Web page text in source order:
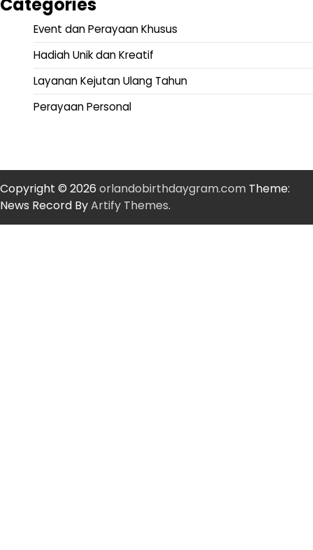
Event dan Perayaan Khusus
Hadiah Unik dan Kreatif
Layanan Kejutan Ulang Tahun
Perayaan Personal
Copyright © 2026 orlandobirthdaygram.com Theme:
News Record ByArtify Themes.